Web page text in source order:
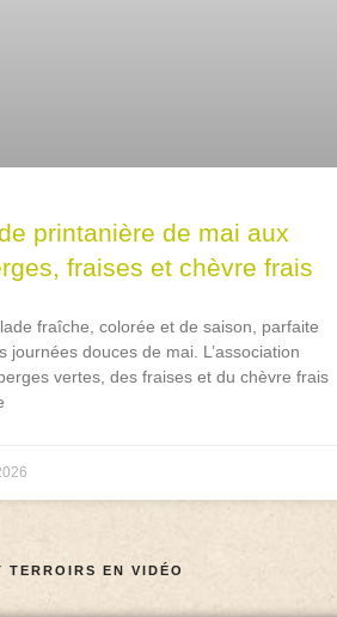
printanière de mai aux
fraises et chèvre frais
fraîche, colorée et de saison, parfaite
journées douces de mai. L’association
vertes, des fraises et du chèvre frais
TERROIRS EN VIDÉO